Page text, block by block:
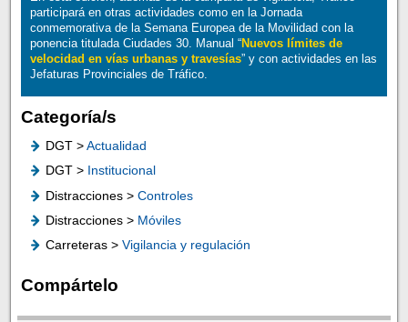
participará en otras actividades como en la Jornada
conmemorativa de la Semana Europea de la Movilidad con la
ponencia titulada Ciudades 30. Manual “Nuevos límites de
velocidad en vías urbanas y travesías” y con actividades en las
Jefaturas Provinciales de Tráfico.
Categoría/s
DGT >Actualidad
DGT > Institucional
Distracciones > Controles
Distracciones > Móviles
Carreteras > Vigilancia y regulación
Compártelo